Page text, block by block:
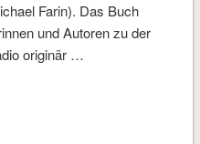
Farin). Das Buch
und Autoren zu der
originär …